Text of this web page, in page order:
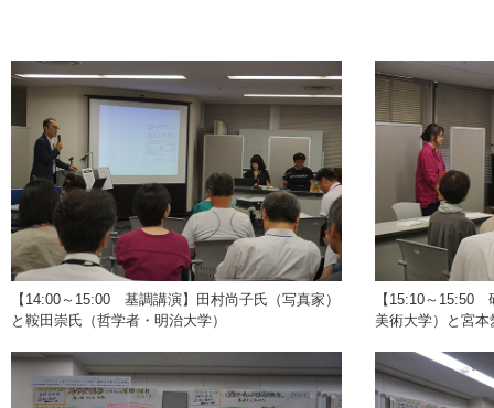
【14:00～15:00 基調講演】田村尚子氏（写真家）
と鞍田崇氏（哲学者・明治大学）
【15:10～15:50
美術大学）と宮